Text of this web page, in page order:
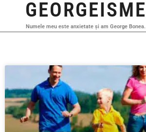
GEORGEISME
Numele meu este anxietate și am George Bonea.